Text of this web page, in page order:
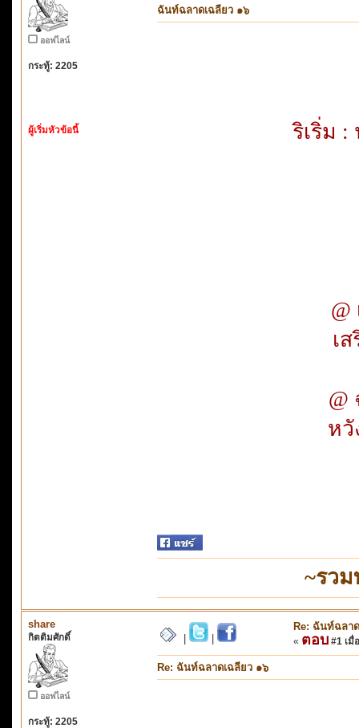
ออฟไลน์
กระทู้: 2205
ผู้เริ่มหัวข้อนี้
ฉันท์ฉลาดเฉลียว ๑๖
ริเริ่ม :
@
เ
@
หวั
~รว
share
กิตติมศักดิ์
ออฟไลน์
กระทู้: 2205
Re: ฉันท์ฉลา
« ตอบ #1 เมื่
Re: ฉันท์ฉลาดเฉลียว ๑๖